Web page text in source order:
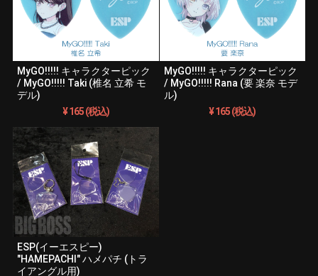
MyGO!!!!! キャラクターピック
/ MyGO!!!!! Taki (椎名 立希 モ
デル)
¥ 165 (税込)
MyGO!!!!! キャラクターピック
/ MyGO!!!!! Rana (要 楽奈 モデ
ル)
¥ 165 (税込)
ESP(イーエスピー)
"HAMEPACHI" ハメパチ (トラ
イアングル用)